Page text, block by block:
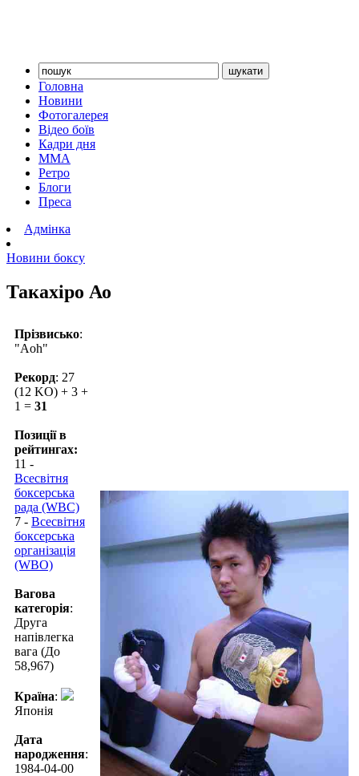
Головна
Новини
Фотогалерея
Відео боїв
Кадри дня
ММА
Ретро
Блоги
Преса
Адмінка
Новини боксу
Такахіро Ао
Прізвисько:
"Aoh"
Рекорд: 27
(12 KO) + 3 +
1 = 31
Позиції в
рейтингах:
11 -
Всесвітня
боксерська
рада (WBC)
7 - Всесвітня
боксерська
організація
(WBO)
Вагова
категорія:
Друга
напівлегка
вага (До
58,967)
Країна:
Японія
Дата
народження:
1984-04-00